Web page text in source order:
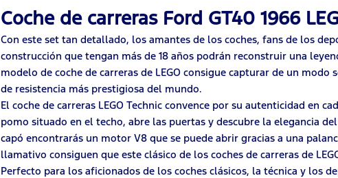
Coche de carreras Ford GT40 1966
Con este set tan detallado, los amantes de los coches, fans de los
construcción que tengan más de 18 años podrán reconstruir una
modelo de coche de carreras de LEGO consigue capturar de un
de resistencia más prestigiosa del mundo.
El coche de carreras LEGO Technic convence por su autenticidad en
pomo situado en el techo, abre las puertas y descubre la elegancia
capó encontrarás un motor V8 que se puede abrir gracias a una
llamativo consiguen que este clásico de los coches de carreras de
Perfecto para los aficionados de los coches clásicos, la técnica y los